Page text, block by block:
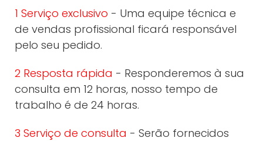
1 Serviço exclusivo - Uma equipe técnica e
de vendas profissional ficará responsável
pelo seu pedido.
2 Resposta rápida - Responderemos à sua
consulta em 12 horas, nosso tempo de
trabalho é de 24 horas.
3 Serviço de consulta - Serão fornecidos